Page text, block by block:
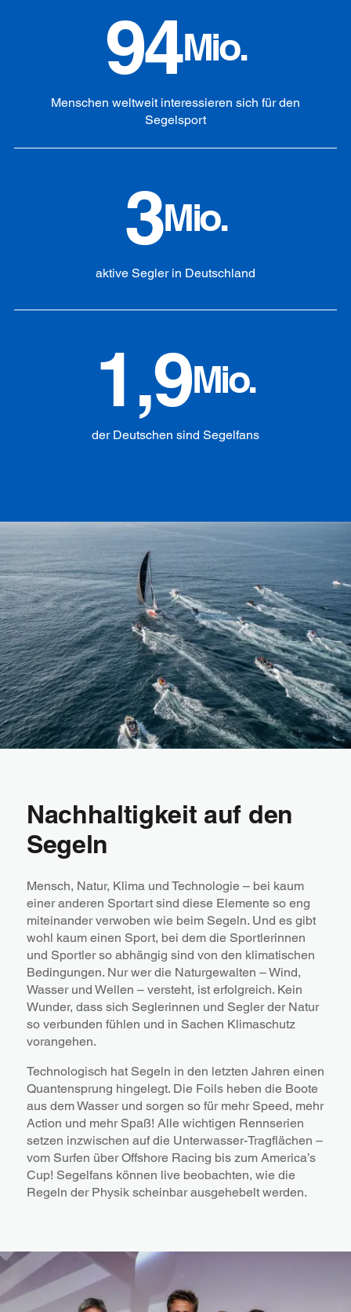
94Mio.
Menschen weltweit interessieren sich für den
Segelsport
3Mio.
aktive Segler in Deutschland
1,9Mio.
der Deutschen sind Segelfans
Nachhaltigkeit auf den
Segeln
Mensch, Natur, Klima und Technologie – bei kaum
einer anderen Sportart sind diese Elemente so eng
miteinander verwoben wie beim Segeln. Und es gibt
wohl kaum einen Sport, bei dem die Sportlerinnen
und Sportler so abhängig sind von den klimatischen
Bedingungen. Nur wer die Naturgewalten – Wind,
Wasser und Wellen – versteht, ist erfolgreich. Kein
Wunder, dass sich Seglerinnen und Segler der Natur
so verbunden fühlen und in Sachen Klimaschutz
vorangehen.
Technologisch hat Segeln in den letzten Jahren einen
Quantensprung hingelegt. Die Foils heben die Boote
aus dem Wasser und sorgen so für mehr Speed, mehr
Action und mehr Spaß! Alle wichtigen Rennserien
setzen inzwischen auf die Unterwasser-Tragflächen –
vom Surfen über Offshore Racing bis zum America’s
Cup! Segelfans können live beobachten, wie die
Regeln der Physik scheinbar ausgehebelt werden.